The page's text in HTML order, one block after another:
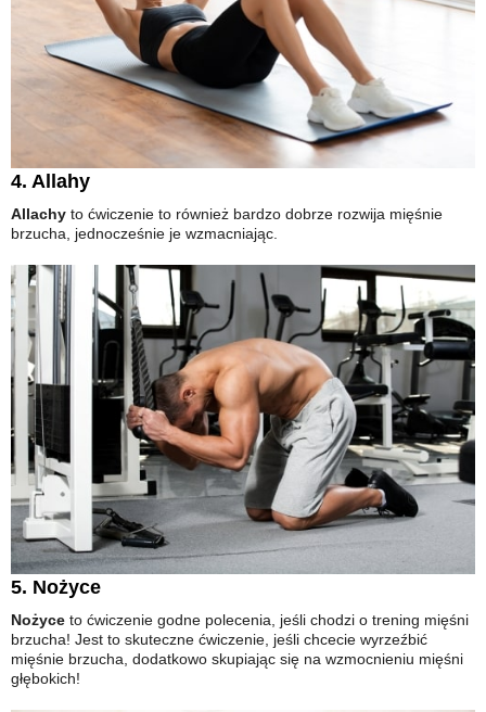
4. Allahy
Allachy to ćwiczenie to również bardzo dobrze rozwija mięśnie
brzucha, jednocześnie je wzmacniając.
5. Nożyce
Nożyce to ćwiczenie godne polecenia, jeśli chodzi o trening mięśni
brzucha! Jest to skuteczne ćwiczenie, jeśli chcecie wyrzeźbić
mięśnie brzucha, dodatkowo skupiając się na wzmocnieniu mięśni
głębokich!